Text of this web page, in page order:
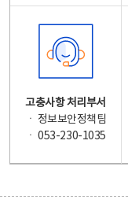
고충사항 처리부서
ㆍ 정보보안정책팀
ㆍ 053-230-1035